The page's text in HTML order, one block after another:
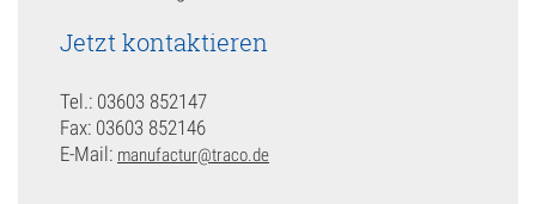
Jetzt kontaktieren
Tel.: 03603 852147
Fax: 03603 852146
E-Mail: manufactur@traco.de